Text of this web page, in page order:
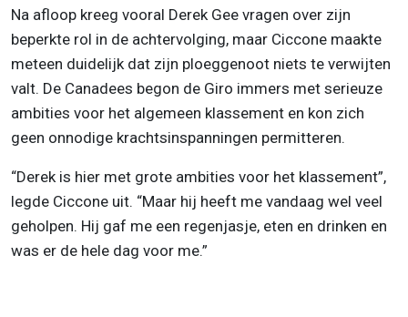
Na afloop kreeg vooral Derek Gee vragen over zijn
beperkte rol in de achtervolging, maar Ciccone maakte
meteen duidelijk dat zijn ploeggenoot niets te verwijten
valt. De Canadees begon de Giro immers met serieuze
ambities voor het algemeen klassement en kon zich
geen onnodige krachtsinspanningen permitteren.
“Derek is hier met grote ambities voor het klassement”,
legde Ciccone uit. “Maar hij heeft me vandaag wel veel
geholpen. Hij gaf me een regenjasje, eten en drinken en
was er de hele dag voor me.”